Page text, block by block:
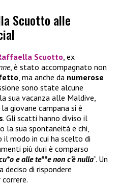
Scuotto alle
Scuotto , ex
, è stato accompagnato non
, ma anche da numerose
sono state alcune
sua vacanza alle Maldive,
giovane campana si è
. Gli scatti hanno diviso il
la sua spontaneità e chi,
il modo in cui ha scelto di
più duri è comparso
e alle te**e non c’è nulla”. Un
di rispondere